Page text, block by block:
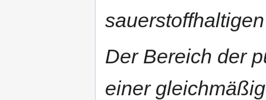
Der Bereich der
einer